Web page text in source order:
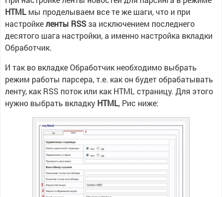
HTML мы проделываем все те же шаги, что и при
настройкеленты RSSза исключением последнего
десятого шага настройки, а именно настройка вкладки
Обработчик.
И так во вкладке Обработчик необходимо выбрать
режим работы парсера, т.е. как он будет обрабатывать
ленту, как RSS поток или как HTML страницу. Для этого
нужно выбрать вкладку HTML, Рис ниже: